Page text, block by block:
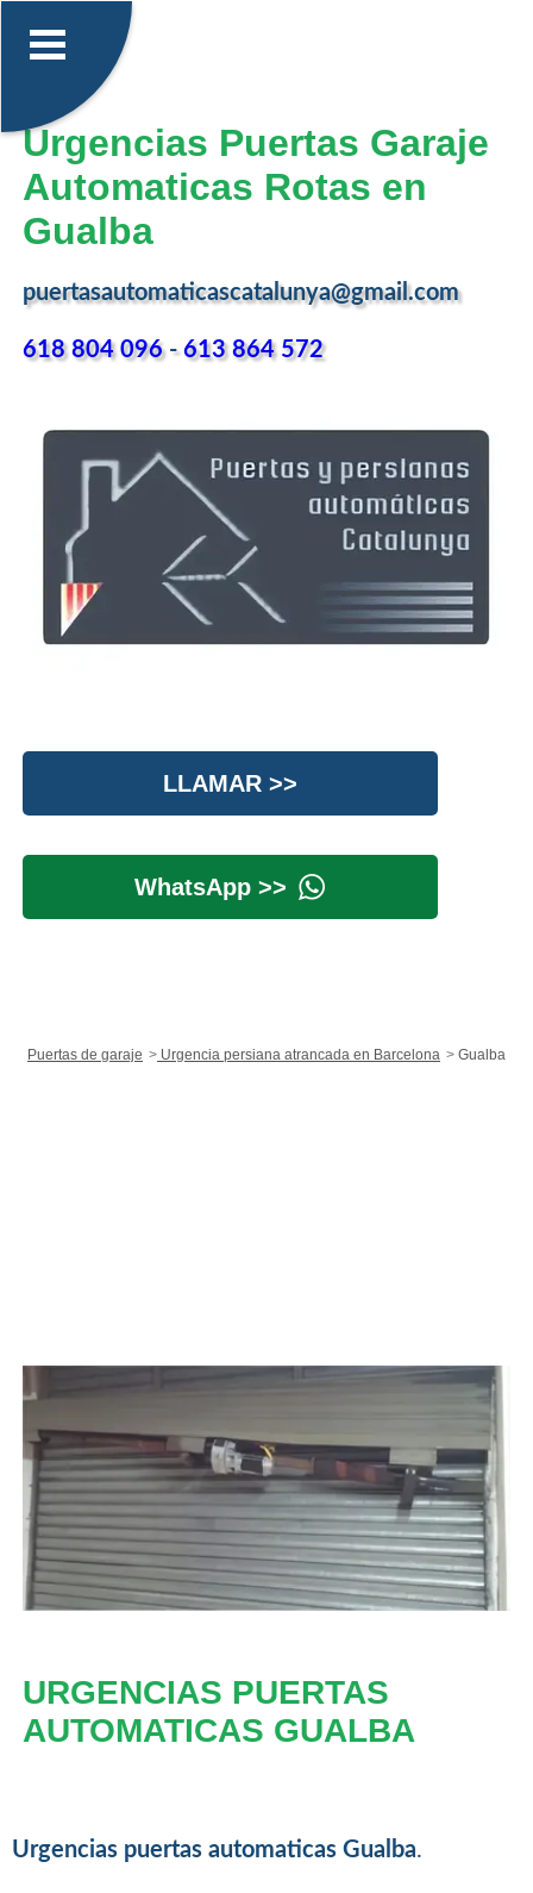
Urgencias Puertas Garaje
Automaticas Rotas en
Gualba
puertasautomaticascatalunya@gmail.com
618 804 096-613 864 572
LLAMAR >>
WhatsApp >>
Puertas de garaje Urgencia persiana atrancada en Barcelona Gualba
URGENCIAS PUERTAS
AUTOMATICAS GUALBA
Urgencias puertas automaticas Gualba.